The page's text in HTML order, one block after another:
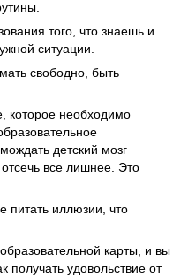
того, что знаешь и
ситуации.
свободно, быть
которое необходимо
детский мозг
все лишнее. Это
питать иллюзии, что
карты, и вы
получать удовольствие от